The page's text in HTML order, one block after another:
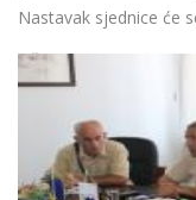
Nastavak sjednice će
Više...